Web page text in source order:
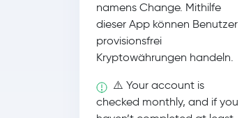
namens Change. Mithilfe
dieser App können Benutzer
provisionsfrei
Kryptowährungen handeln.
⚠️ Your account is
checked monthly, and if you